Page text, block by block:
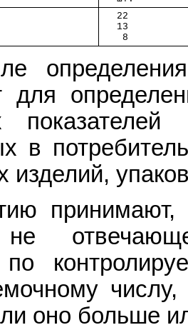
   22
   13
    8
для
в
изделий,
принимают,
по
оно больше